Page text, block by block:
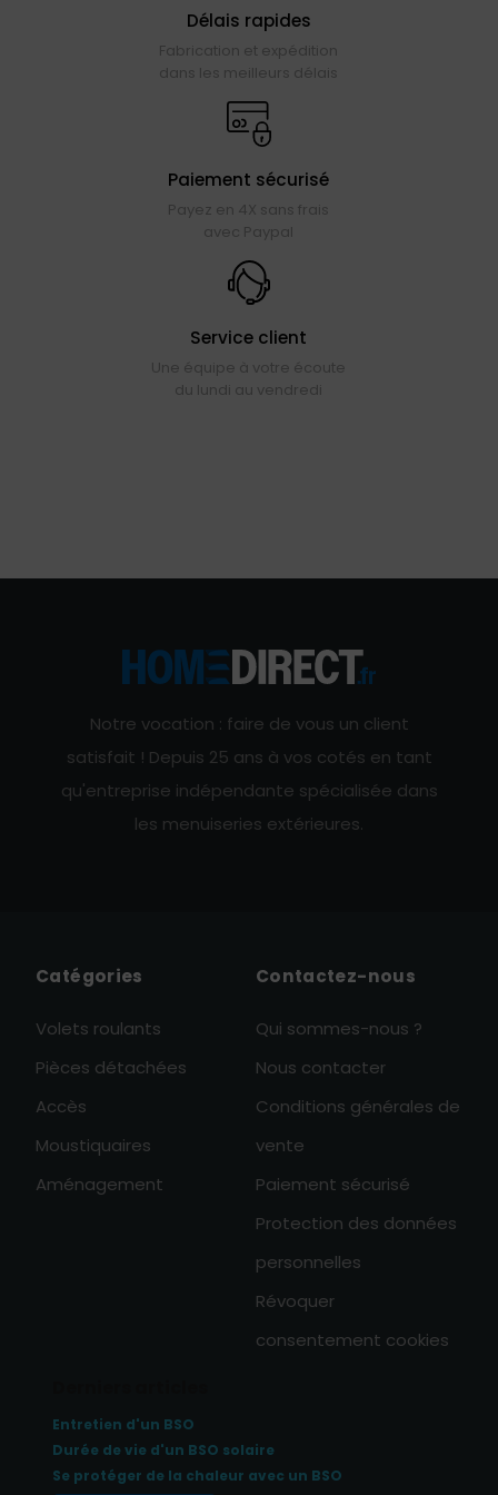
Délais rapides
Fabrication et expédition
dans les meilleurs délais
Paiement sécurisé
Payez en 4X sans frais
avec Paypal
Service client
Une équipe à votre écoute
du lundi au vendredi
Notre vocation : faire de vous un client
satisfait ! Depuis 25 ans à vos cotés en tant
qu'entreprise indépendante spécialisée dans
les menuiseries extérieures.
Catégories
Volets roulants
Pièces détachées
Accès
Moustiquaires
Aménagement
Contactez-nous
Qui sommes-nous ?
Nous contacter
Conditions générales de
vente
Paiement sécurisé
Protection des données
personnelles
Révoquer
consentement cookies
Entretien d'un BSO
Durée de vie d'un BSO solaire
Se protéger de la chaleur avec un BSO